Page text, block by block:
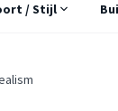
/ Stijl